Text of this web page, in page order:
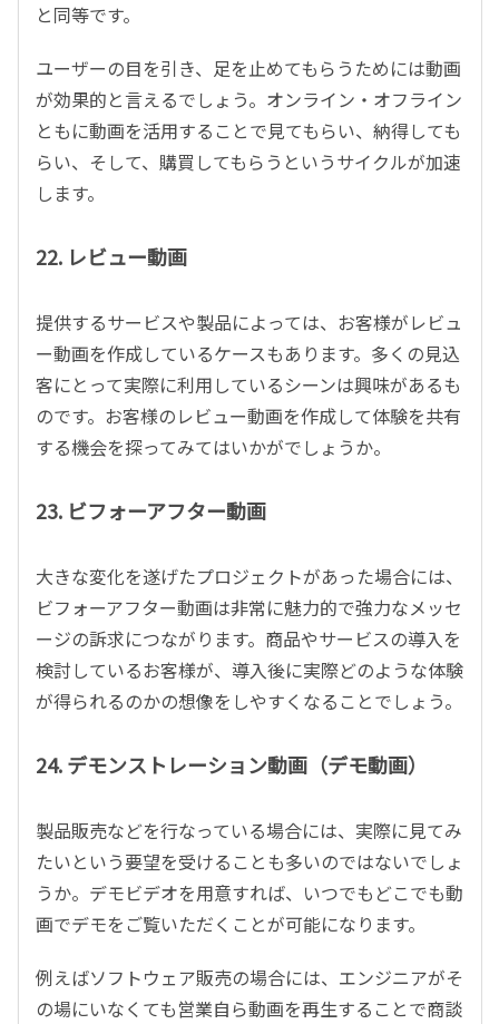
と同等です。
ユーザーの目を引き、足を止めてもらうためには動画
が効果的と言えるでしょう。オンライン・オフライン
ともに動画を活用することで見てもらい、納得しても
らい、そして、購買してもらうというサイクルが加速
します。
22. レビュー動画
提供するサービスや製品によっては、お客様がレビュ
ー動画を作成しているケースもあります。多くの見込
客にとって実際に利用しているシーンは興味があるも
のです。お客様のレビュー動画を作成して体験を共有
する機会を探ってみてはいかがでしょうか。
23. ビフォーアフター動画
大きな変化を遂げたプロジェクトがあった場合には、
ビフォーアフター動画は非常に魅力的で強力なメッセ
ージの訴求につながります。商品やサービスの導入を
検討しているお客様が、導入後に実際どのような体験
が得られるのかの想像をしやすくなることでしょう。
24. デモンストレーション動画（デモ動画）
製品販売などを行なっている場合には、実際に見てみ
たいという要望を受けることも多いのではないでしょ
うか。デモビデオを用意すれば、いつでもどこでも動
画でデモをご覧いただくことが可能になります。
例えばソフトウェア販売の場合には、エンジニアがそ
の場にいなくても営業自ら動画を再生することで商談